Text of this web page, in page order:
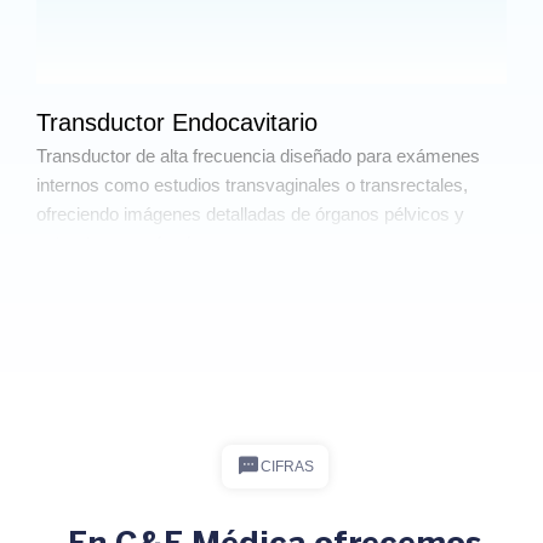
Transductor Endocavitario
Transductor de alta frecuencia diseñado para exámenes
internos como estudios transvaginales o transrectales,
ofreciendo imágenes detalladas de órganos pélvicos y
CIFRAS